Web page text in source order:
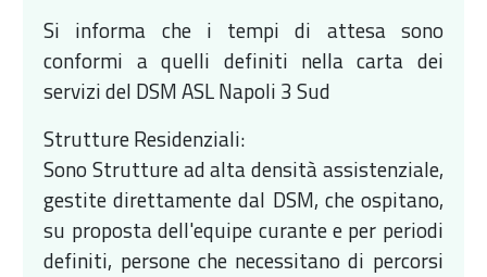
Si informa che i tempi di attesa sono
conformi a quelli definiti nella carta dei
servizi del DSM ASL Napoli 3 Sud
Strutture Residenziali:
Sono Strutture ad alta densità assistenziale,
gestite direttamente dal DSM, che ospitano,
su proposta dell'equipe curante e per periodi
definiti, persone che necessitano di percorsi